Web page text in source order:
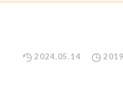
2024.05.14